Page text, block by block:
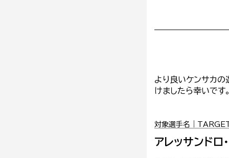
より良いケンサカ
けましたら幸いです。
対象選手名｜
アレッサンドロ